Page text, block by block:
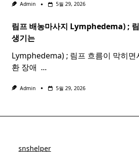
Admin 5월 29, 2026
림프 배농마사지 Lymphedema) ;
생기는
Lymphedema) ; 림프 흐름이 막히면
환 장애 ​ ...
Admin 5월 29, 2026
snshelper